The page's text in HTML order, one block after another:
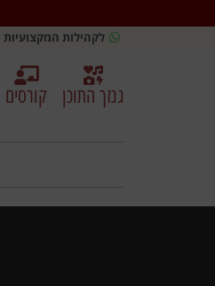
לקהילות המקצועיות
גנזך התוכן קורסים